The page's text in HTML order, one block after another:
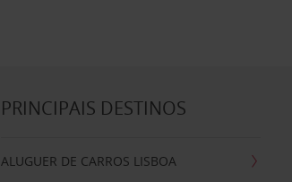
PRINCIPAIS DESTINOS
ALUGUER DE CARROS LISBOA